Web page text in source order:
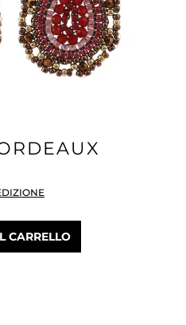
inserisci la
CARRELLO